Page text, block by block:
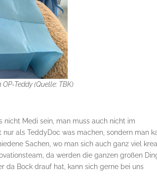
Teddy (Quelle: TBK)
Medi sein, man muss auch nicht im
als TeddyDoc was machen, sondern man
Sachen, wo man sich auch ganz viel
da werden die ganzen großen
da Bock drauf hat, kann sich gerne bei uns